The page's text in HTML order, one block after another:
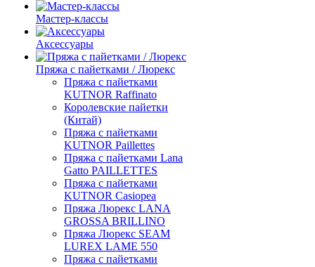
Мастер-классы
Аксессуары
Пряжа с пайетками / Люрекс
Пряжа с пайетками
KUTNOR Raffinato
Королевские пайетки
(Китай)
Пряжа с пайетками
KUTNOR Paillettes
Пряжа с пайетками Lana
Gatto PAILLETTES
Пряжа с пайетками
KUTNOR Casiopea
Пряжа Люрекс LANA
GROSSA BRILLINO
Пряжа Люрекс SEAM
LUREX LAME 550
Пряжа с пайетками